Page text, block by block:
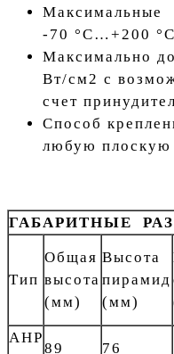
Максимальные
-70 °C…+200
Максимально
Вт/см2 с
счет
Способ
любую плоскую
ГАБАРИТНЫЕ
Тип
Общая
высота
(мм)
Высота
пирамид
(мм)
AHP
89 76